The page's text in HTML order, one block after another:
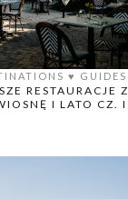
♥️ GUIDES
RESTAURACJE Z
I LATO CZ. I